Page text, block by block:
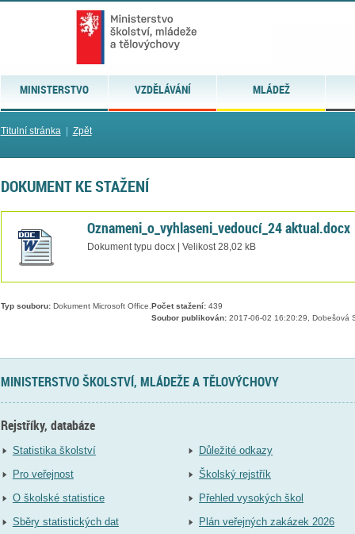
MINISTERSTVO VZDĚLÁVÁNÍ MLÁDEŽ
Titulní stránka| Zpět
DOKUMENT KE STAŽENÍ
Oznameni_o_vyhlaseni_vedoucí_24 aktual.docx
Dokument typu docx | Velikost 28,02 kB
Typ souboru:Dokument Microsoft Office. Počet stažení:439
Soubor publikován:2017-06-02 16:20:29, Dobešová
MINISTERSTVO ŠKOLSTVÍ, MLÁDEŽE A TĚLOVÝCHOVY
Rejstříky, databáze
Statistika školství
Pro veřejnost
O školské statistice
Sběry statistických dat
Důležité odkazy
Školský rejstřík
Přehled vysokých škol
Plán veřejných zakázek 2026